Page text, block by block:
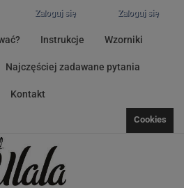
Zaloguj się
Zaloguj się
Instrukcje Wzorniki
Najczęściej zadawane pytania
Kontakt
Cookies